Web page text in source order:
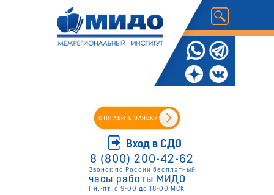
8 (800) 200-42-62
Звонок по России бесплатный
ОТПРАВИТЬ ЗАЯВКУ
Вход в СДО
часы работы МИДО
Пн.-пт. с 9-00 до 18-00 МСК